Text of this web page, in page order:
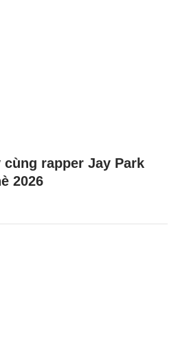
rapper Jay Park
2026